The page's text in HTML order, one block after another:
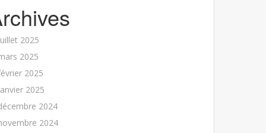
2025
2025
2025
2025
2024
2024